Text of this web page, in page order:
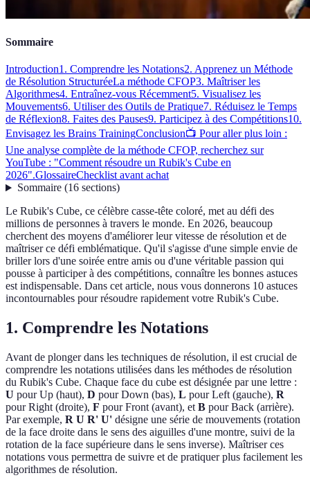
Sommaire
Introduction1. Comprendre les Notations2. Apprenez un Méthode
de Résolution StructuréeLa méthode CFOP3. Maîtriser les
Algorithmes4. Entraînez-vous Récemment5. Visualisez les
Mouvements6. Utiliser des Outils de Pratique7. Réduisez le Temps
de Réflexion8. Faites des Pauses9. Participez à des Compétitions10.
Envisagez les Brains TrainingConclusion📺 Pour aller plus loin :
Une analyse complète de la méthode CFOP, recherchez sur
YouTube : "Comment résoudre un Rubik's Cube en
2026".GlossaireChecklist avant achat
Sommaire(16 sections)
Le Rubik's Cube, ce célèbre casse-tête coloré, met au défi des
millions de personnes à travers le monde. En 2026, beaucoup
cherchent des moyens d'améliorer leur vitesse de résolution et de
maîtriser ce défi emblématique. Qu'il s'agisse d'une simple envie de
briller lors d'une soirée entre amis ou d'une véritable passion qui
pousse à participer à des compétitions, connaître les bonnes astuces
est indispensable. Dans cet article, nous vous donnerons 10 astuces
incontournables pour résoudre rapidement votre Rubik's Cube.
1. Comprendre les Notations
Avant de plonger dans les techniques de résolution, il est crucial de
comprendre les notations utilisées dans les méthodes de résolution
du Rubik's Cube. Chaque face du cube est désignée par une lettre :
U pour Up (haut), D pour Down (bas), L pour Left (gauche), R
pour Right (droite), F pour Front (avant), et B pour Back (arrière).
Par exemple, R U R' U' désigne une série de mouvements (rotation
de la face droite dans le sens des aiguilles d'une montre, suivi de la
rotation de la face supérieure dans le sens inverse). Maîtriser ces
notations vous permettra de suivre et de pratiquer plus facilement les
algorithmes de résolution.